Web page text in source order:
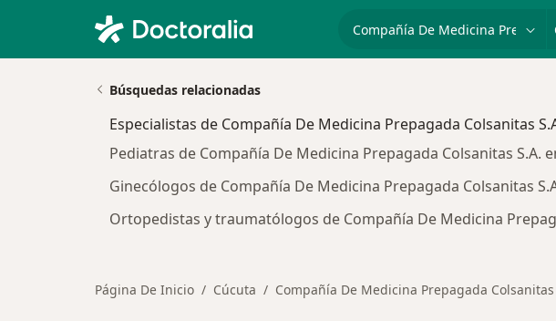
especialidad, enfermedad o
Búsquedas relacionadas
Especialistas de Compañía De Medicina Prepagada Colsanitas
Pediatras de Compañía De Medicina Prepagada Colsanitas S.A.
Ginecólogos de Compañía De Medicina Prepagada Colsanitas
Ortopedistas y traumatólogos de Compañía De Medicina
Página De Inicio Cúcuta Compañía De Medicina Prepagada Colsanitas